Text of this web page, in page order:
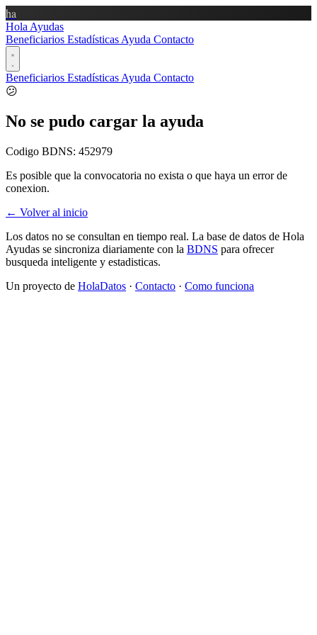
ha
Hola Ayudas
Beneficiarios Estadísticas Ayuda Contacto
Beneficiarios Estadísticas Ayuda Contacto
😕
No se pudo cargar la ayuda
Codigo BDNS: 452979
Es posible que la convocatoria no exista o que haya un error de
conexion.
← Volver al inicio
Los datos no se consultan en tiempo real. La base de datos de Hola
Ayudas se sincroniza diariamente con la BDNS para ofrecer
busqueda inteligente y estadisticas.
Un proyecto de HolaDatos · Contacto · Como funciona